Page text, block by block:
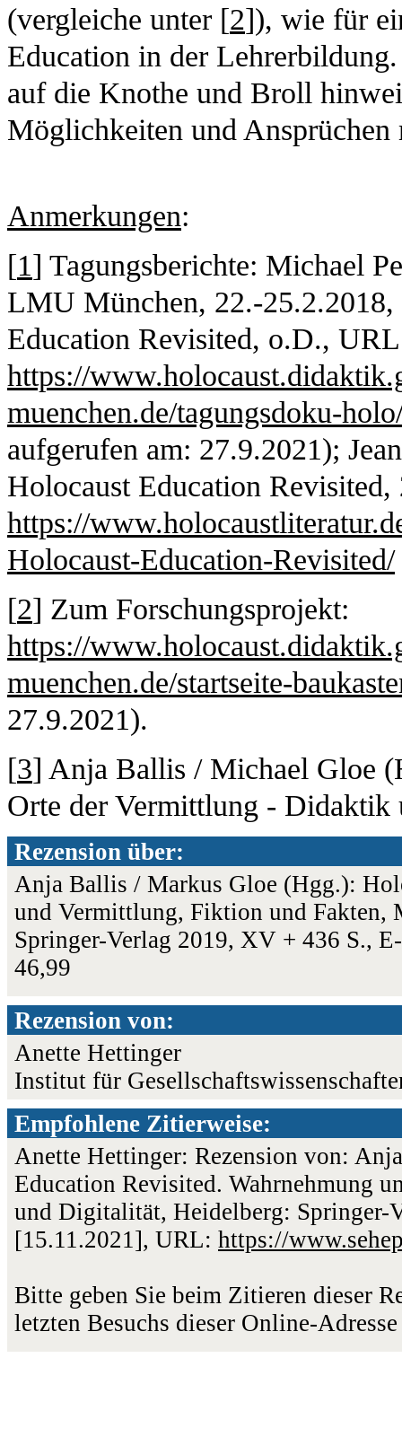
(vergleiche unter [2]), wie für
Education in der
auf die Knothe und Broll
Möglichkeiten und Ansprüchen
Anmerkungen:
[1] Tagungsberichte: Michael
LMU München, 22.-
Education Revisited, o.D., URL
https://
muenchen.de/tagungsdoku-
aufgerufen am: 27.9.2021);
Holocaust Education
https://
Holocaust-Education-Revisited/
[2] Zum Forschungsprojekt:
https://
muenchen.de/startseite-
27.9.2021).
[3] Anja Ballis / Michael Gloe
Orte der Vermittlung - Didaktik
Rezension über:
Anja Ballis / Markus Gloe (Hgg.):
und Vermittlung, Fiktion und
Springer-Verlag 2019, XV + 436 S.,
46,99
Rezension von:
Anette Hettinger
Institut für
Empfohlene Zitierweise:
Anette Hettinger: Rezension von:
Education Revisited. Wahrnehmung
und Digitalität, Heidelberg: Springer-
[15.11.2021], URL: https://
Bitte geben Sie beim Zitieren dieser
letzten Besuchs dieser Online-Adresse